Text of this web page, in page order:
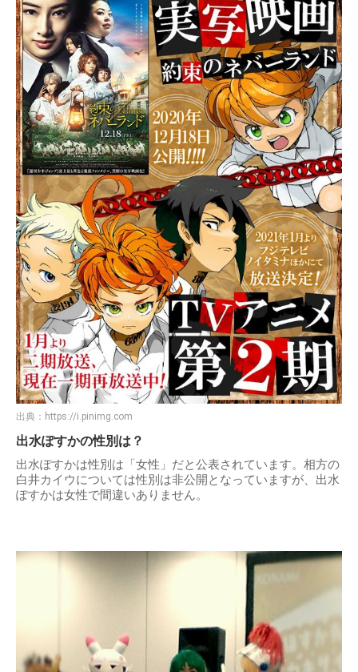
出典： https://i.pinimg.com
出水ぽすかの性別は？
出水ぽすかは性別は「女性」だと公表されています。相方の
白井カイウについては性別は非公開となっていますが、出水
ぽすかは女性で間違いありません。